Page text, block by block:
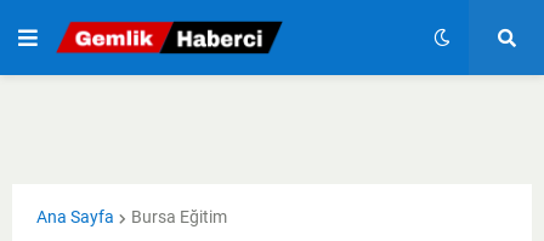
Ana Sayfa Bursa Eğitim